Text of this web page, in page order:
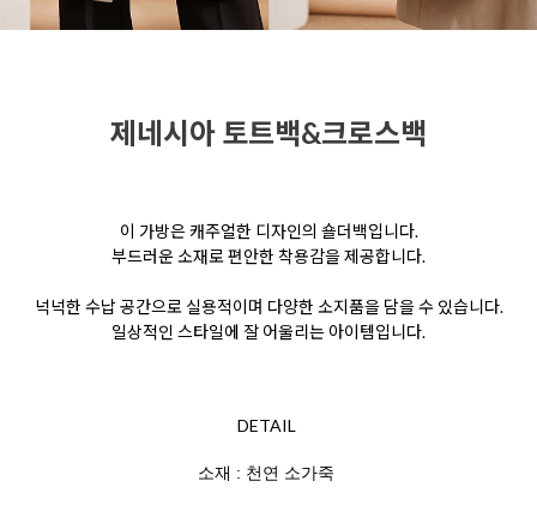
제네시아 토트백&크로스백
이 가방은 캐주얼한 디자인의 숄더백입니다.
부드러운 소재로 편안한 착용감을 제공합니다.
넉넉한 수납 공간으로 실용적이며 다양한 소지품을 담을 수 있습니다.
일상적인 스타일에 잘 어울리는 아이템입니다.
DETAIL
소재 : 천연 소가죽